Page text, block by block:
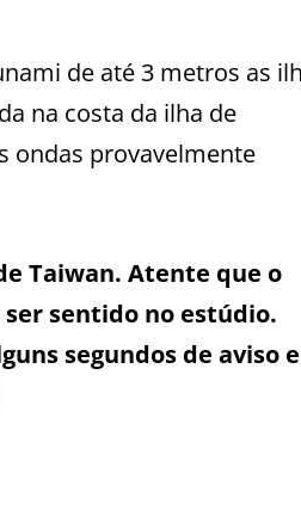
de até 3 metros as
na costa da ilha de
ondas provavelmente
Taiwan. Atente que o
sentido no estúdio.
segundos de aviso